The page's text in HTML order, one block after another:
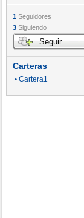
1 Seguidores
3 Siguiendo
Seguir
Carteras
• Cartera1